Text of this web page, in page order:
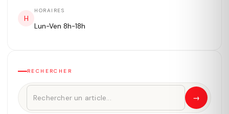
H
HORAIRES
Lun-Ven 8h-18h
RECHERCHER
→